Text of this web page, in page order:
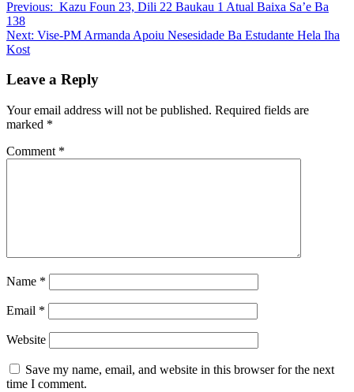
Post
navigation
Previous: Kazu Foun 23, Dili 22 Baukau 1 Atual Baixa Sa’e Ba
138
Next: Vise-PM Armanda Apoiu Nesesidade Ba Estudante Hela Iha
Kost
Leave a Reply
Your email address will not be published. Required fields are
marked *
Comment *
Name *
Email *
Website
Save my name, email, and website in this browser for the next
time I comment.